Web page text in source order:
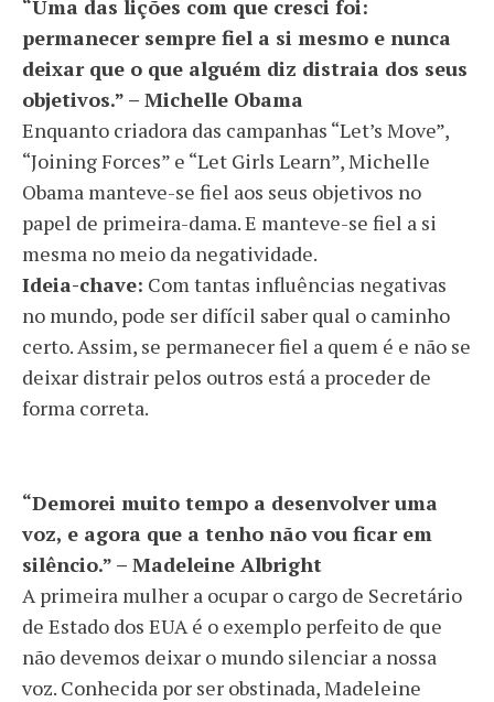
“Uma das lições com que cresci foi:
permanecer sempre fiel a si mesmo e nunca
deixar que o que alguém diz distraia dos seus
objetivos.” – Michelle Obama
Enquanto criadora das campanhas “Let’s Move”,
“Joining Forces” e “Let Girls Learn”, Michelle
Obama manteve-se fiel aos seus objetivos no
papel de primeira-dama. E manteve-se fiel a si
mesma no meio da negatividade.
Ideia-chave: Com tantas influências negativas
no mundo, pode ser difícil saber qual o caminho
certo. Assim, se permanecer fiel a quem é e não se
deixar distrair pelos outros está a proceder de
forma correta.
“Demorei muito tempo a desenvolver uma
voz, e agora que a tenho não vou ficar em
silêncio.” – Madeleine Albright
A primeira mulher a ocupar o cargo de Secretário
de Estado dos EUA é o exemplo perfeito de que
não devemos deixar o mundo silenciar a nossa
voz. Conhecida por ser obstinada, Madeleine